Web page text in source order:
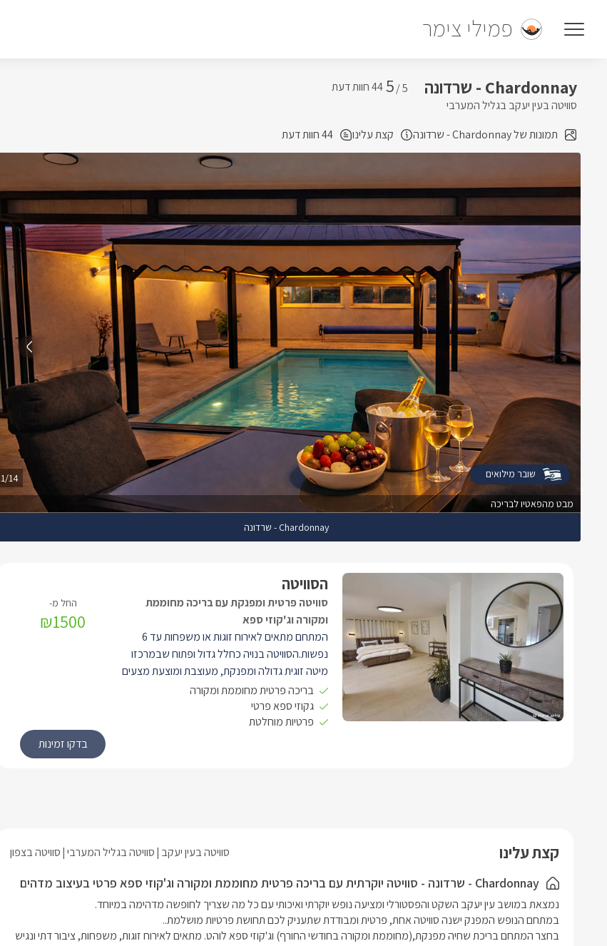
פמילי צימר
Chardonnay - שרדונה 5 /
5
סוויטה בעין יעקב בגליל המערבי
תמונות של Chardonnay - שרדונה
קצת עלינו 44 חוות דעת
מבט מהפאטיו לבריכה
1/14
Chardonnay - שרדונה
שובר מילואים
הסוויטה
סוויטה פרטית ומפנקת עם בריכה מחוממת
ומקורה וג'קוזי ספא
המתחם מתאים לאירוח זוגות או משפחות עד 6
נפשות.הסוויטה בנויה כחלל גדול ופתוח שבמרכזו
מיטה זוגית גדולה ומפנקת, מעוצבת ומוצעת מצעים
איכותיים ורכים, למולה תלויה טלוויזיה חדישה
עם שתי כורסאות מפנקות ורחבות בגווני שמנת עם
בחדר הרחצה שירותים, מקלחון עמידה, כיור מעוצב
עם ארונית אחסון. שם גם יחכו לכם מגבות רכות
ואיכותיות, חלוקי רחצה ותמרוקים נוספים.
בריכה פרטית מחוממת ומקורה
גקוזי ספא פרטי
פרטיות מוחלטת
₪1500
קצת עלינו סוויטה בעין יעקב סוויטה בגליל המערבי סוויטה בצפון
Chardonnay - שרדונה - סוויטה יוקרתית עם בריכה פרטית מחוממת ומקורה וג'קוזי ספא פרטי בעיצוב מדהים